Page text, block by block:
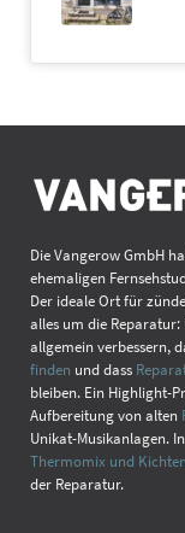
Die Vangerow GmbH
ehemaligen
Der ideale Ort für
alles um die
allgemein verbessern,
finden und dass
bleiben. Ein Highlight-
Aufbereitung von alten
Unikat-Musikanlagen.
Thermomix und
der Reparatur.